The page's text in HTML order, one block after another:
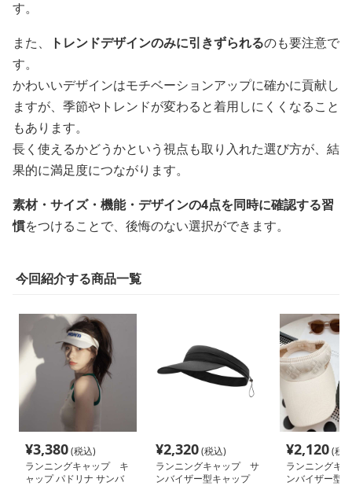
す。
また、
トレンドデザインのみに引きずられるのも要注意で
す。
かわいいデザインはモチベーションアップに確かに貢献し
ますが、季節やトレンドが変わると着用しにくくなること
もあります。
長く使えるかどうかという視点も取り入れた選び方が、結
果的に満足度につながります。
素材・サイズ・機能・デザインの4点を同時に確認する習
慣をつけることで、後悔のない選択ができます。
今回紹介する商品一覧
¥3,380(税込)
ランニングキャップ キ
ャップ パドリナ サンバ
¥2,320(税込)
ランニングキャップ サ
ンバイザー型キャップ
¥2,120(税
ランニングキ
ンバイザー型